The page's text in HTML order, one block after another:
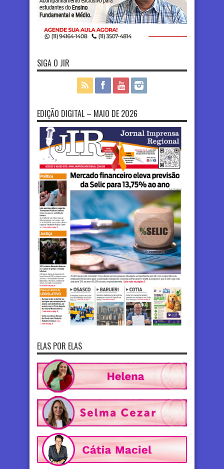
SIGA O JIR
EDIÇÃO DIGITAL – MAIO DE 2026
ELAS POR ELAS